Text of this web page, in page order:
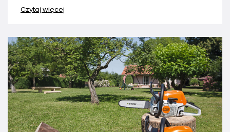
Czytaj więcej